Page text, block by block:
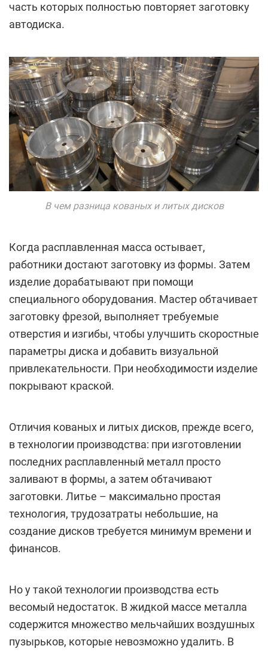
часть которых полностью повторяет заготовку
автодиска.
В чем разница кованых и литых дисков
Когда расплавленная масса остывает,
работники достают заготовку из формы. Затем
изделие дорабатывают при помощи
специального оборудования. Мастер обтачивает
заготовку фрезой, выполняет требуемые
отверстия и изгибы, чтобы улучшить скоростные
параметры диска и добавить визуальной
привлекательности. При необходимости изделие
покрывают краской.
Отличия кованых и литых дисков, прежде всего,
в технологии производства: при изготовлении
последних расплавленный металл просто
заливают в формы, а затем обтачивают
заготовки. Литье – максимально простая
технология, трудозатраты небольшие, на
создание дисков требуется минимум времени и
финансов.
Но у такой технологии производства есть
весомый недостаток. В жидкой массе металла
содержится множество мельчайших воздушных
пузырьков, которые невозможно удалить. В